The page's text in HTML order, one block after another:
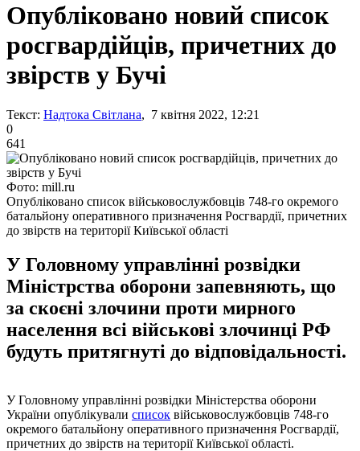
Опубліковано новий список
росгвардійців, причетних до
звірств у Бучі
Текст: Надтока Світлана, 7 квітня 2022, 12:21
0
641
Фото: mill.ru
Опубліковано список військовослужбовців 748-го окремого
батальйону оперативного призначення Росгвардії, причетних
до звірств на території Київської області
У Головному управлінні розвідки
Міністрства оборони запевняють, що
за скоєні злочини проти мирного
населення всі військові злочинці РФ
будуть притягнуті до відповідальності.
У Головному управлінні розвідки Міністерства оборони
України опублікували список військовослужбовців 748-го
окремого батальйону оперативного призначення Росгвардії,
причетних до звірств на території Київської області.